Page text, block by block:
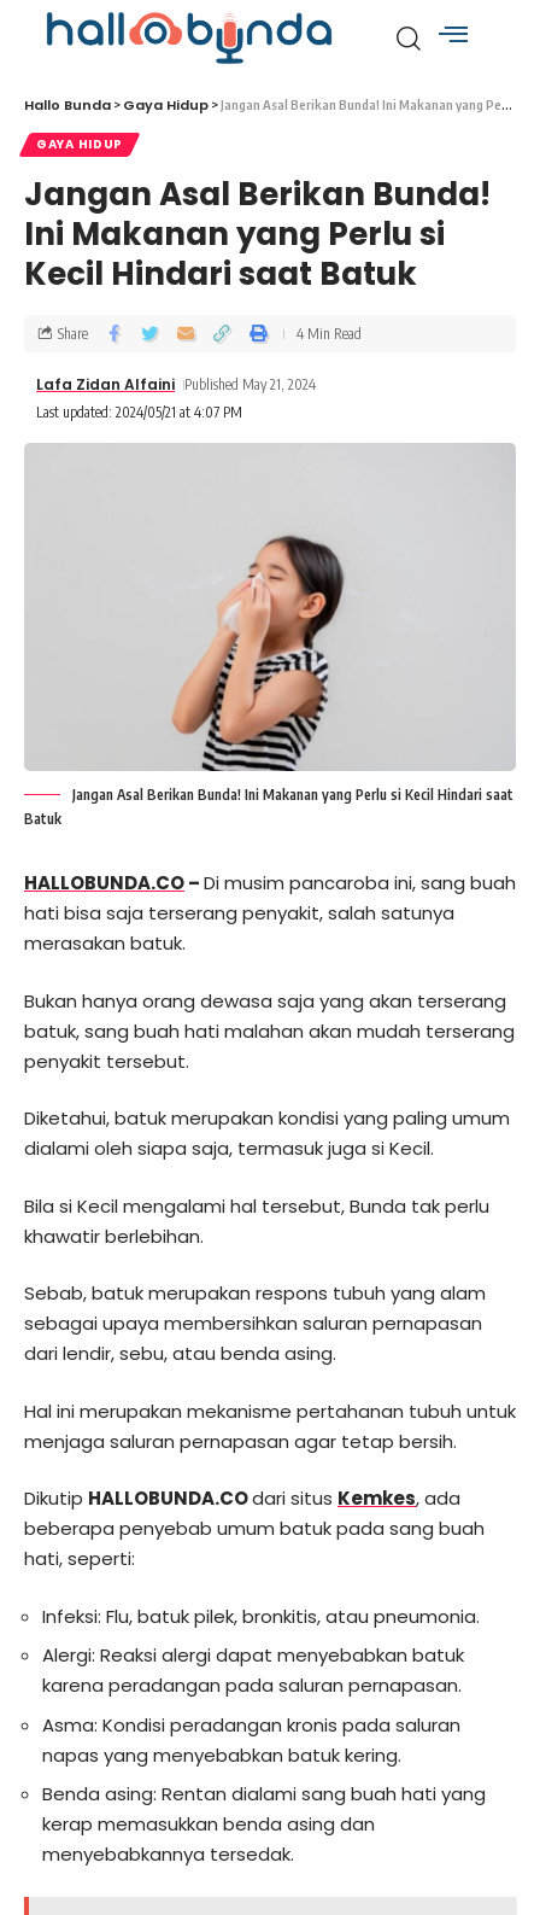
Hallo Bunda > Gaya Hidup >Jangan Asal Berikan Bunda! Ini Makanan yang Perlu si Kecil Hindari saat Batuk
GAYA HIDUP
Jangan Asal Berikan Bunda!
Ini Makanan yang Perlu si
Kecil Hindari saat Batuk
Last updated: 2024/05/21 at 4:07 PM
Lafa Zidan Alfaini Published May 21, 2024
Share 4 Min Read
Jangan Asal Berikan Bunda! Ini Makanan yang Perlu si Kecil Hindari saat
Batuk
HALLOBUNDA.CO–Di musim pancaroba ini, sang buah
hati bisa saja terserang penyakit, salah satunya
merasakan batuk.
Bukan hanya orang dewasa saja yang akan terserang
batuk, sang buah hati malahan akan mudah terserang
penyakit tersebut.
Diketahui, batuk merupakan kondisi yang paling umum
dialami oleh siapa saja, termasuk juga si Kecil.
Bila si Kecil mengalami hal tersebut, Bunda tak perlu
khawatir berlebihan.
Sebab, batuk merupakan respons tubuh yang alam
sebagai upaya membersihkan saluran pernapasan
dari lendir, sebu, atau benda asing.
Hal ini merupakan mekanisme pertahanan tubuh untuk
menjaga saluran pernapasan agar tetap bersih.
Dikutip HALLOBUNDA.COdari situs Kemkes, ada
beberapa penyebab umum batuk pada sang buah
hati, seperti:
Infeksi: Flu, batuk pilek, bronkitis, atau pneumonia.
Alergi: Reaksi alergi dapat menyebabkan batuk
karena peradangan pada saluran pernapasan.
Asma: Kondisi peradangan kronis pada saluran
napas yang menyebabkan batuk kering.
Benda asing: Rentan dialami sang buah hati yang
kerap memasukkan benda asing dan
menyebabkannya tersedak.